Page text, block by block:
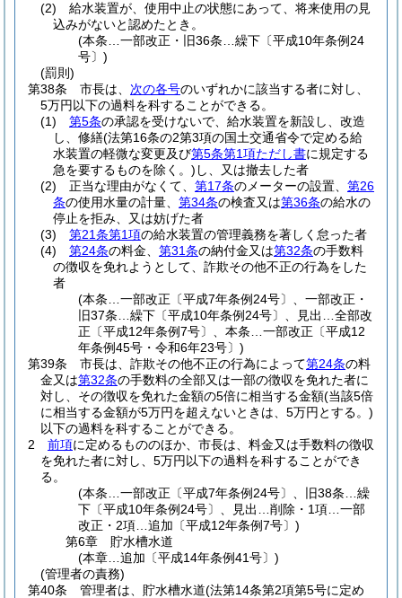
(2)
給水装置が、使用中止の状態にあって、将来使用の見
込みがないと認めたとき。
(本条…一部改正・旧36条…繰下〔平成10年条例24
号〕)
(罰則)
第38条
市長は、 次の各号のいずれかに該当する者に対し、
5万円以下の過料を科することができる。
(1)
第5条の承認を受けないで、給水装置を新設し、改造
し、修繕(法第16条の2第3項の国土交通省令で定める給
水装置の軽微な変更及び第5条第1項ただし書に規定する
急を要するものを除く。) し、又は撤去した者
(2)
正当な理由がなくて、 第17条のメーターの設置、 第26
条の使用水量の計量、 第34条の検査又は第36条の給水の
停止を拒み、又は妨げた者
(3)
第21条第1項の給水装置の管理義務を著しく怠った者
(4)
第24条の料金、 第31条の納付金又は第32条の手数料
の徴収を免れようとして、詐欺その他不正の行為をした
者
(本条…一部改正〔平成7年条例24号〕、一部改正・
旧37条…繰下〔平成10年条例24号〕、見出…全部改
正〔平成12年条例7号〕、本条…一部改正〔平成12
年条例45号・令和6年23号〕)
第39条
市長は、詐欺その他不正の行為によって第24条の料
金又は第32条の手数料の全部又は一部の徴収を免れた者に
対し、その徴収を免れた金額の5倍に相当する金額(当該5倍
に相当する金額が5万円を超えないときは、5万円とする。)
以下の過料を科することができる。
2
前項に定めるもののほか、市長は、料金又は手数料の徴収
を免れた者に対し、5万円以下の過料を科することができ
る。
(本条…一部改正〔平成7年条例24号〕、旧38条…繰
下〔平成10年条例24号〕、見出…削除・1項…一部
改正・2項…追加〔平成12年条例7号〕)
第6章
貯水槽水道
(本章…追加〔平成14年条例41号〕)
(管理者の責務)
第40条
管理者は、貯水槽水道(法第14条第2項第5号に定め